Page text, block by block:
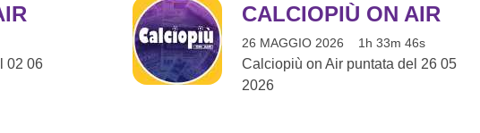
02 06
CALCIOPIÙ ON AIR
26 MAGGIO 2026 1h 33m 46s
Calciopiù on Air puntata del 26 05
2026